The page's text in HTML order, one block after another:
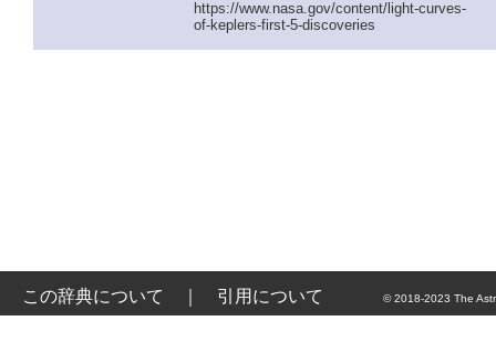
https://www.nasa.gov/content/light-curves-
of-keplers-first-5-discoveries
この辞典について 引用について © 2018-2023 The